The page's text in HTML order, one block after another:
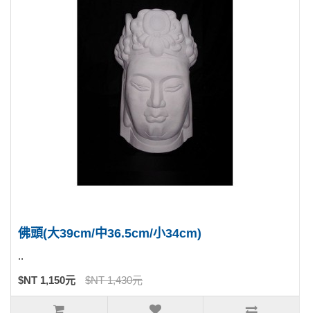
佛頭(大39cm/中36.5cm/小34cm)
..
$NT 1,150元 $NT 1,430元